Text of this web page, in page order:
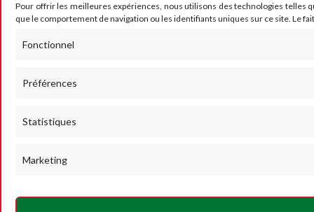
Pour offrir les meilleures expériences, nous utilisons des technologies telles
que le comportement de navigation ou les identifiants uniques sur ce site. Le
Fonctionnel
Préférences
Statistiques
Marketing